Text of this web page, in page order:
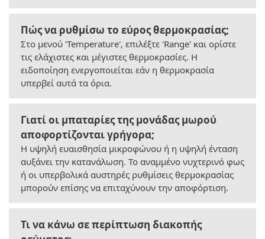
Πώς να ρυθμίσω το εύρος θερμοκρασίας;
Στο μενού 'Temperature', επιλέξτε 'Range' και ορίστε
τις ελάχιστες και μέγιστες θερμοκρασίες. Η
ειδοποίηση ενεργοποιείται εάν η θερμοκρασία
υπερβεί αυτά τα όρια.
Γιατί οι μπαταρίες της μονάδας μωρού
αποφορτίζονται γρήγορα;
Η υψηλή ευαισθησία μικροφώνου ή η υψηλή ένταση
αυξάνει την κατανάλωση. Το αναμμένο νυχτερινό φως
ή οι υπερβολικά αυστηρές ρυθμίσεις θερμοκρασίας
μπορούν επίσης να επιταχύνουν την αποφόρτιση.
Τι να κάνω σε περίπτωση διακοπής